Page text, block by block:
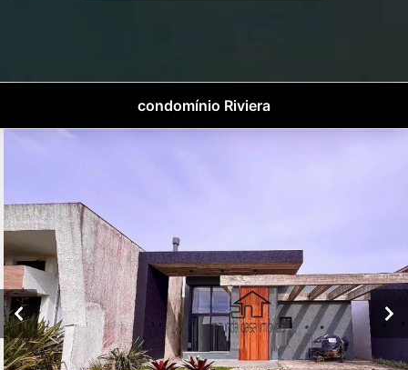
condomínio Riviera